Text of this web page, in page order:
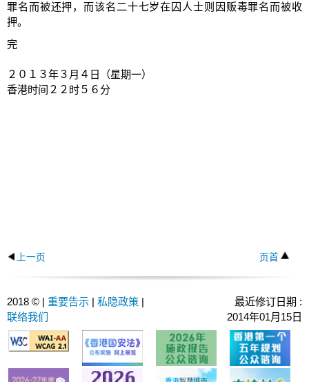
罪名而被还押，而该名二十七岁在囚人士则因贩毒罪名而被收
押。
完
２０１３年３月４日（星期一）
香港时间２２时５６分
上一页 页首
2018 © | 重要告示 | 私隐政策 |
联络我们
最近修订日期 :
2014年01月15日